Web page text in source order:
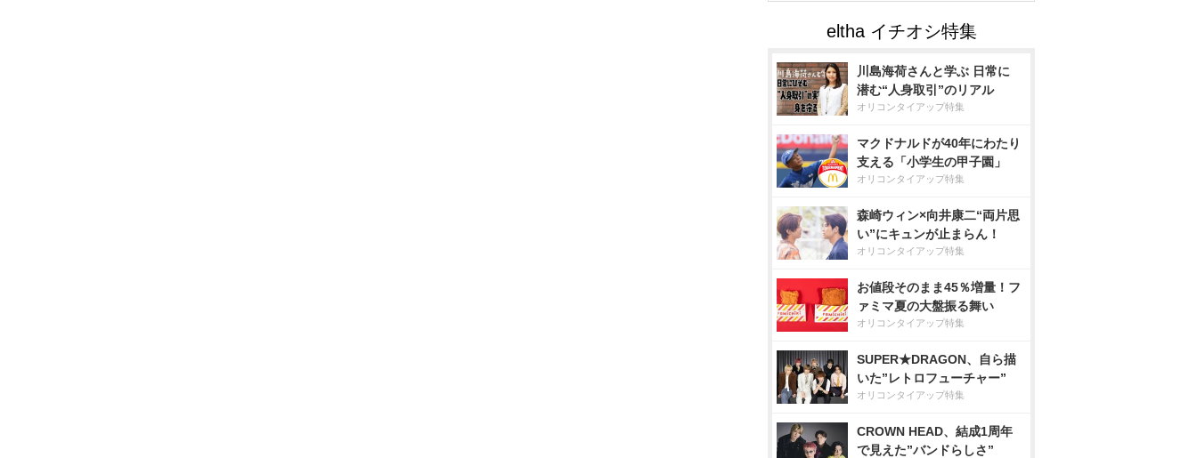
川島海荷さんと学ぶ 日常に
潜む“人身取引”のリアル
オリコンタイアップ特集
マクドナルドが40年にわたり
支える「小学生の甲子園」
オリコンタイアップ特集
森崎ウィン×向井康二“両片思
い”にキュンが止まらん！
オリコンタイアップ特集
お値段そのまま45％増量！フ
ァミマ夏の大盤振る舞い
オリコンタイアップ特集
SUPER★DRAGON、自ら描
いた”レトロフューチャー”
オリコンタイアップ特集
CROWN HEAD、結成1周年
で見えた”バンドらしさ”